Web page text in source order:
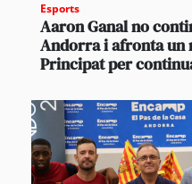
Esports
Aaron Ganal no
Andorra i afronta un
Principat per